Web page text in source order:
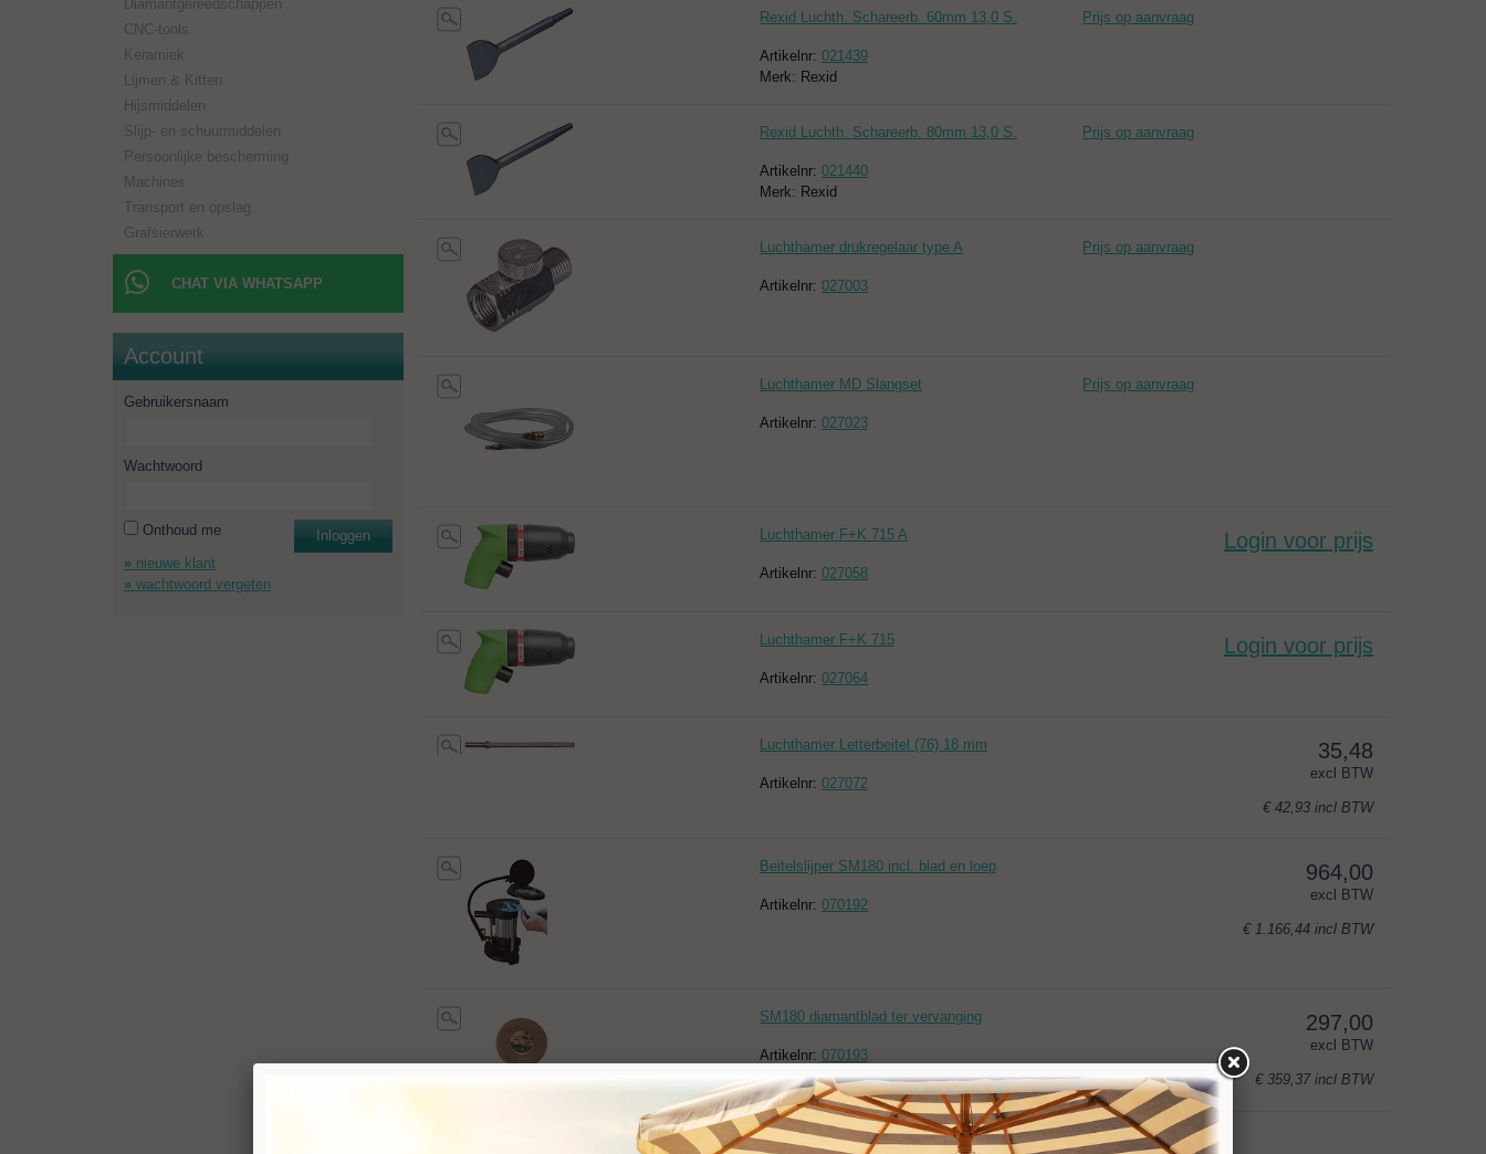
Diamantgereedschappen
CNC-tools
Keramiek
Lijmen & Kitten
Hijsmiddelen
Slijp- en schuurmiddelen
Persoonlijke bescherming
Machines
Transport en opslag
Grafsierwerk
CHAT VIA WHATSAPP
Account
Gebruikersnaam
Wachtwoord
Onthoud me
Inloggen
nieuwe klant
wachtwoord vergeten
Rexid Luchth. Schareerb. 60mm 13,0 S.
Artikelnr: 021439
Merk: Rexid
Prijs op aanvraag
Rexid Luchth. Schareerb. 80mm 13,0 S.
Artikelnr: 021440
Merk: Rexid
Prijs op aanvraag
Luchthamer drukregelaar type A
Artikelnr: 027003
Prijs op aanvraag
Luchthamer MD Slangset
Artikelnr: 027023
Prijs op aanvraag
Luchthamer F+K 715 A
Artikelnr: 027058
Login voor prijs
Luchthamer F+K 715
Artikelnr: 027064
Login voor prijs
Luchthamer Letterbeitel (76) 18 mm
Artikelnr: 027072
35,48
excl BTW
€ 42,93 incl BTW
Beitelslijper SM180 incl. blad en loep
Artikelnr: 070192
964,00
excl BTW
€ 1.166,44 incl BTW
SM180 diamantblad ter vervanging
Artikelnr: 070193
297,00
excl BTW
€ 359,37 incl BTW
Carboram beitel zonder kop toon opties